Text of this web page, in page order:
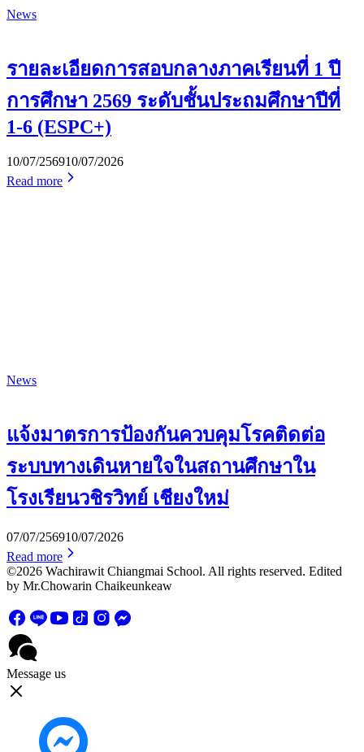
News
รายละเอียดการสอบกลางภาคเรียนที่ 1 ปี
การศึกษา 2569 ระดับชั้นประถมศึกษาปีที่
1-6 (ESPC+)
10/07/256910/07/2026
Read more
News
แจ้งมาตรการป้องกันควบคุมโรคติดต่อ
ระบบทางเดินหายใจในสถานศึกษาใน
โรงเรียนวชิรวิทย์ เชียงใหม่
07/07/256910/07/2026
Read more
©2026 Wachirawit Chiangmai School. All rights reserved. Edited
by Mr.Chowarin Chaikeunkeaw
Message us